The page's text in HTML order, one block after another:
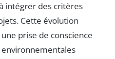
intégrer des critères
Cette évolution
prise de conscience